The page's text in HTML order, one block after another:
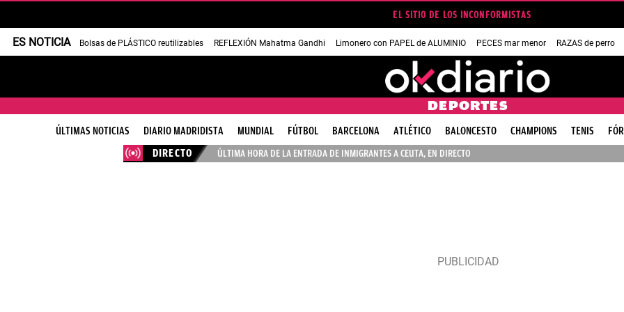
EL SITIO DE LOS INCONFORMISTAS
ES NOTICIA Bolsas de PLÁSTICO reutilizables REFLEXIÓN Mahatma Gandhi Limonero con PAPEL de ALUMINIO PECES mar menor RAZAS de perro
DEPORTES
ÚLTIMAS NOTICIAS DIARIO MADRIDISTA MUNDIAL FÚTBOL BARCELONA ATLÉTICO BALONCESTO CHAMPIONS TENIS
DIRECTO
ÚLTIMA HORA DE LA ENTRADA DE INMIGRANTES A CEUTA, EN DIRECTO